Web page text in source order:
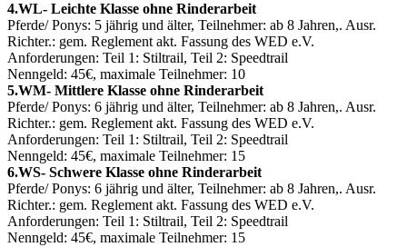
4.WL- Leichte Klasse ohne Rinderarbeit
Pferde/ Ponys: 5 jährig und älter, Teilnehmer: ab 8 Jahren,. Ausr.
Richter.: gem. Reglement akt. Fassung des WED e.V.
Anforderungen: Teil 1: Stiltrail, Teil 2: Speedtrail
Nenngeld: 45€, maximale Teilnehmer: 10
5.WM- Mittlere Klasse ohne Rinderarbeit
Pferde/ Ponys: 6 jährig und älter, Teilnehmer: ab 8 Jahren,. Ausr.
Richter.: gem. Reglement akt. Fassung des WED e.V.
Anforderungen: Teil 1: Stiltrail, Teil 2: Speedtrail
Nenngeld: 45€, maximale Teilnehmer: 15
6.WS- Schwere Klasse ohne Rinderarbeit
Pferde/ Ponys: 6 jährig und älter, Teilnehmer: ab 8 Jahren,. Ausr.
Richter.: gem. Reglement akt. Fassung des WED e.V.
Anforderungen: Teil 1: Stiltrail, Teil 2: Speedtrail
Nenngeld: 45€, maximale Teilnehmer: 15